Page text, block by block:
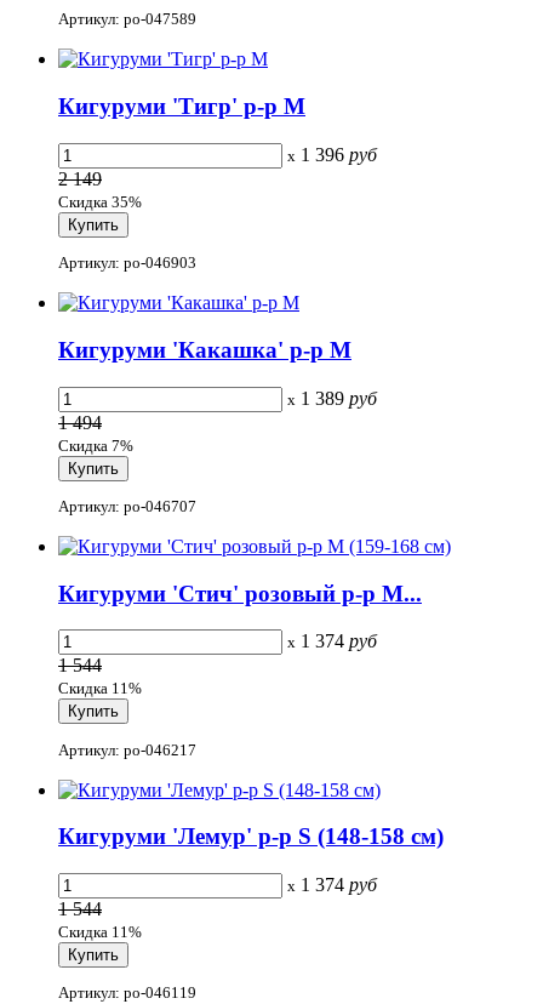
Артикул: po-047589
Кигуруми 'Тигр' р-р M
x 1 396 руб
2 149
Скидка 35%
Артикул: po-046903
Кигуруми 'Какашка' р-р M
x 1 389 руб
1 494
Скидка 7%
Артикул: po-046707
Кигуруми 'Стич' розовый р-р M...
x 1 374 руб
1 544
Скидка 11%
Артикул: po-046217
Кигуруми 'Лемур' р-р S (148-158 см)
x 1 374 руб
1 544
Скидка 11%
Артикул: po-046119